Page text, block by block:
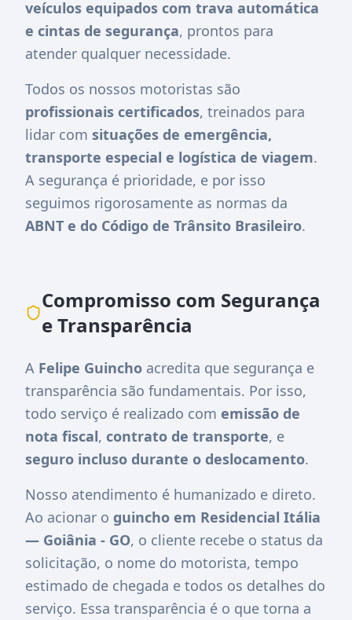
veículos equipados com trava automática
e cintas de segurança, prontos para
atender qualquer necessidade.
Todos os nossos motoristas são
profissionais certificados, treinados para
lidar com situações de emergência,
transporte especial e logística de viagem.
A segurança é prioridade, e por isso
seguimos rigorosamente as normas da
ABNT e do Código de Trânsito Brasileiro.
Compromisso com Segurança
e Transparência
A Felipe Guincho acredita que segurança e
transparência são fundamentais. Por isso,
todo serviço é realizado com emissão de
nota fiscal, contrato de transporte, e
seguro incluso durante o deslocamento.
Nosso atendimento é humanizado e direto.
Ao acionar o guincho em Residencial Itália
— Goiânia - GO, o cliente recebe o status da
solicitação, o nome do motorista, tempo
estimado de chegada e todos os detalhes do
serviço. Essa transparência é o que torna a